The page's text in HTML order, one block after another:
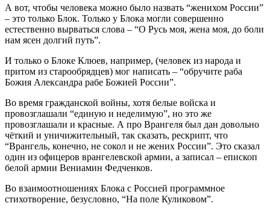
А вот, чтобы человека можно было назвать “женихом России”
– это только Блок. Только у Блока могли совершенно
естественно вырваться слова – “О Русь моя, жена моя, до боли
нам ясен долгий путь”.
И только о Блоке Клюев, например, (человек из народа и
притом из старообрядцев) мог написать – “обручите раба
Божия Александра рабе Божией России”.
Во время гражданской войны, хотя белые войска и
провозглашали “единую и неделимую”, но это же
провозглашали и красные. А про Врангеля был дан довольно
чёткий и уничижительный, так сказать, рескрипт, что
“Врангель, конечно, не сокол и не жених России”. Это сказал
один из офицеров врангелевской армии, а записал – епископ
белой армии Вениамин Федченков.
Во взаимоотношениях Блока с Россией программное
стихотворение, безусловно, “На поле Куликовом”.